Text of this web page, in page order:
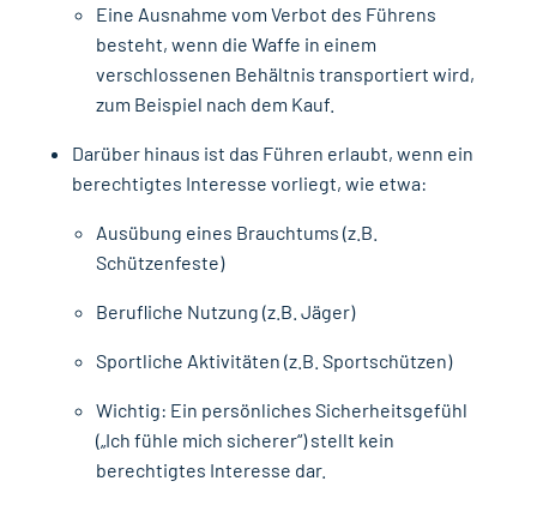
Eine Ausnahme vom Verbot des Führens
besteht, wenn die Waffe in einem
verschlossenen Behältnis transportiert wird,
zum Beispiel nach dem Kauf.
Darüber hinaus ist das Führen erlaubt, wenn ein
berechtigtes Interesse vorliegt, wie etwa:
Ausübung eines Brauchtums (z.B.
Schützenfeste)
Berufliche Nutzung (z.B. Jäger)
Sportliche Aktivitäten (z.B. Sportschützen)
Wichtig: Ein persönliches Sicherheitsgefühl
(„Ich fühle mich sicherer“) stellt kein
berechtigtes Interesse dar.